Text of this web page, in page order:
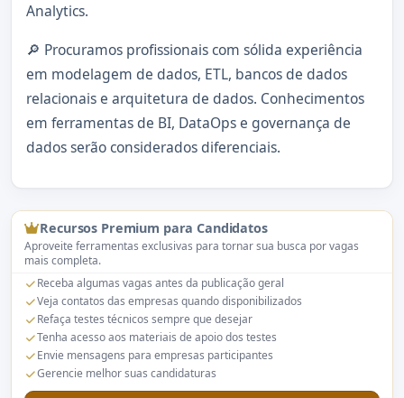
Analytics.
🔎 Procuramos profissionais com sólida experiência
em modelagem de dados, ETL, bancos de dados
relacionais e arquitetura de dados. Conhecimentos
em ferramentas de BI, DataOps e governança de
dados serão considerados diferenciais.
Recursos Premium para Candidatos
Aproveite ferramentas exclusivas para tornar sua busca por vagas
mais completa.
Receba algumas vagas antes da publicação geral
Veja contatos das empresas quando disponibilizados
Refaça testes técnicos sempre que desejar
Tenha acesso aos materiais de apoio dos testes
Envie mensagens para empresas participantes
Gerencie melhor suas candidaturas